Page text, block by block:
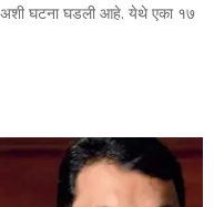
अशी घटना घडली आहे. येथे एका १७